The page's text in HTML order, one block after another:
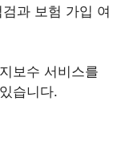
과 보험 가입 여
보수 서비스를
습니다.